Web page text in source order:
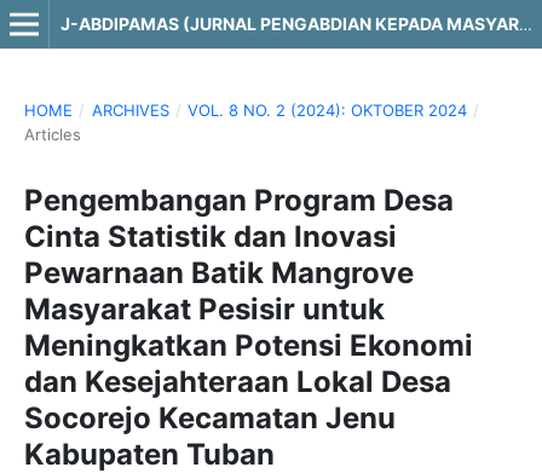
J-ABDIPAMAS (JURNAL PENGABDIAN KEPADA MASYARAKAT)
HOME / ARCHIVES / VOL. 8 NO. 2 (2024): OKTOBER 2024 /
Articles
Pengembangan Program Desa
Cinta Statistik dan Inovasi
Pewarnaan Batik Mangrove
Masyarakat Pesisir untuk
Meningkatkan Potensi Ekonomi
dan Kesejahteraan Lokal Desa
Socorejo Kecamatan Jenu
Kabupaten Tuban